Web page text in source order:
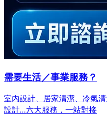
需要生活／事業服務？
室內設計、居家清潔、冷氣
設計…六大服務，一站對接